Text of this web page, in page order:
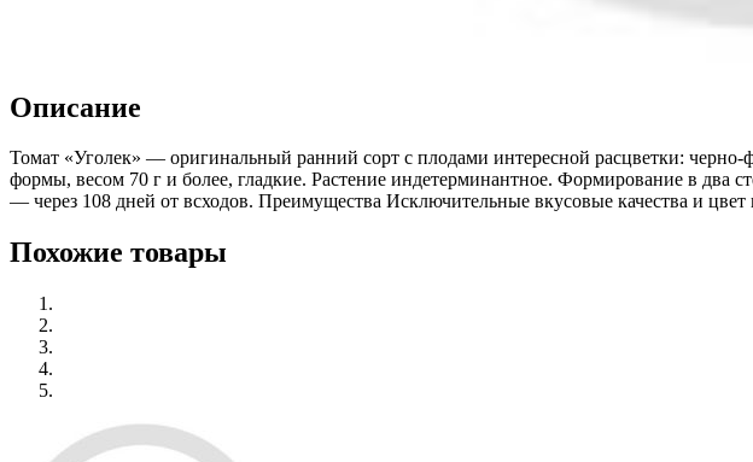
Описание
Томат «Уголек» — оригинальный ранний сорт с плодами интересной расцветки:
формы, весом 70 г и более, гладкие. Растение индетерминантное. Формирование в два
— через 108 дней от всходов. Преимущества Исключительные вкусовые качества и
Похожие товары